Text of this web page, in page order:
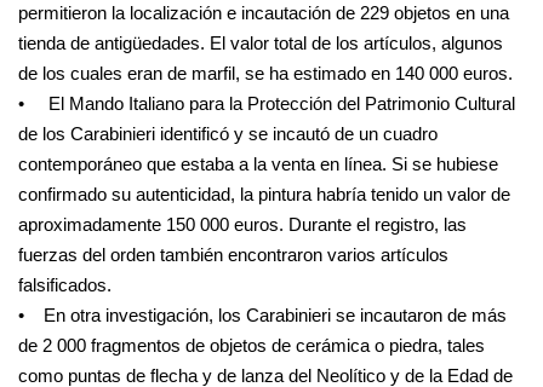
permitieron la localización e incautación de 229 objetos en una
tienda de antigüedades. El valor total de los artículos, algunos
de los cuales eran de marfil, se ha estimado en 140 000 euros.
• El Mando Italiano para la Protección del Patrimonio Cultural
de los Carabinieri identificó y se incautó de un cuadro
contemporáneo que estaba a la venta en línea. Si se hubiese
confirmado su autenticidad, la pintura habría tenido un valor de
aproximadamente 150 000 euros. Durante el registro, las
fuerzas del orden también encontraron varios artículos
falsificados.
• En otra investigación, los Carabinieri se incautaron de más
de 2 000 fragmentos de objetos de cerámica o piedra, tales
como puntas de flecha y de lanza del Neolítico y de la Edad de